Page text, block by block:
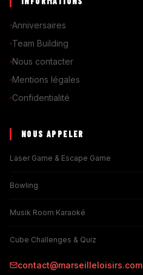
Anniversaires
Team Building
Nous contacter
Mentions légales
Confidentialité
NOUS APPELER
Laser Game & Escape Game
Bowling
Musik Room Karaoké
Cube Challenges & Quiz
contact@marseilleloisirs.com